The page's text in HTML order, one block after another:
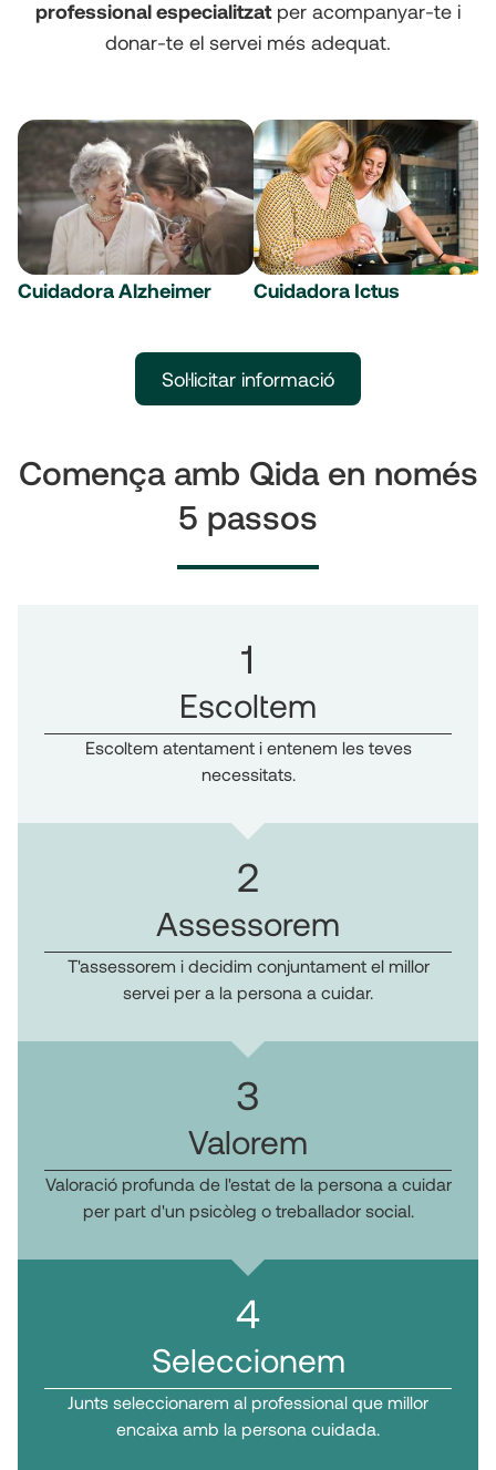
professional especialitzatper acompanyar-te i
donar-te el servei més adequat.
Cuidadora Alzheimer Cuidadora Ictus
Sol·licitar informació
Comença amb Qida en només
5 passos
1
Escoltem
Escoltem atentament i entenem les teves
necessitats.
2
Assessorem
T'assessorem i decidim conjuntament el millor
servei per a la persona a cuidar.
3
Valorem
Valoració profunda de l'estat de la persona a cuidar
per part d'un psicòleg o treballador social.
4
Seleccionem
Junts seleccionarem al professional que millor
encaixa amb la persona cuidada.